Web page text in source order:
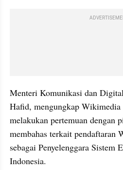
Menteri Komunikasi dan
Hafid, mengungkap
melakukan pertemuan dengan
membahas terkait pendaftaran
sebagai Penyelenggara Sistem
Indonesia.